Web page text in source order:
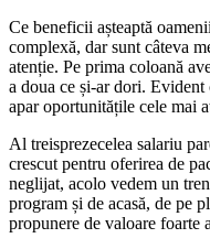
Ce beneficii așteaptă
complexă, dar sunt câteva
atenție. Pe prima coloană
a doua ce și-ar dori. Evident
apar oportunitățile cele mai
Al treisprezecelea salariu
crescut pentru oferirea de
neglijat, acolo vedem un
program și de acasă, de pe
propunere de valoare foarte